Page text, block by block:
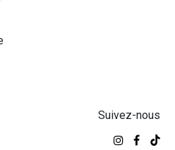
Suivez-nous